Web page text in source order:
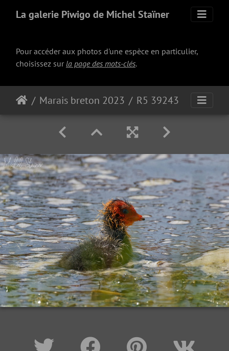
La galerie Piwigo de Michel Staïner
Pour accéder aux photos d'une espèce en particulier,
choisissez surla page des mots-clés.
Marais breton 2023 R5 39243